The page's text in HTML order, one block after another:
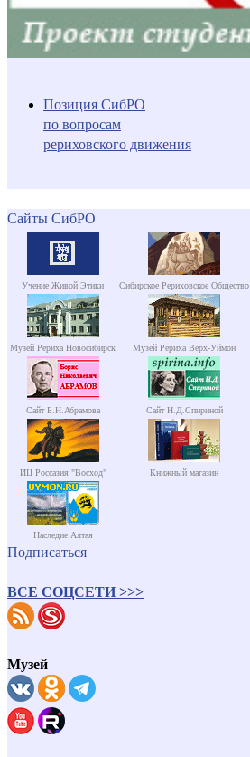
Позиция СибРО
по вопросам
рериховского движения
Сайты СибРО
Учение Живой Этики Сибирское Рериховское Общество
Музей Рериха Новосибирск Музей Рериха Верх-Уймон
Сайт Б.Н.Абрамова Сайт Н.Д.Спириной
ИЦ Россазия "Восход" Книжный магазин
Наследие Алтая
Подписаться
ВСЕ СОЦСЕТИ >>>
Музей